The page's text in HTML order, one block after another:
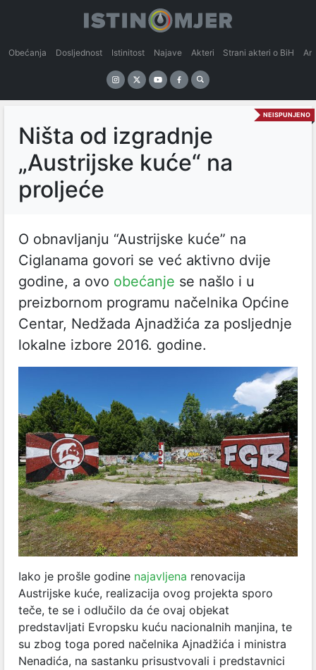
Obećanja Dosljednost Istinitost Najave Akteri Strani akteri o BiH
NEISPUNJENO
Ništa od izgradnje
„Austrijske kuće“ na
proljeće
O obnavljanju “Austrijske kuće” na
Ciglanama govori se već aktivno dvije
godine, a ovo obećanje se našlo i u
preizbornom programu načelnika Općine
Centar, Nedžada Ajnadžića za posljednje
lokalne izbore 2016. godine.
Iako je prošle godine najavljena renovacija
Austrijske kuće, realizacija ovog projekta sporo
teče, te se i odlučilo da će ovaj objekat
predstavljati Evropsku kuću nacionalnih manjina, te
su zbog toga pored načelnika Ajnadžića i ministra
Nenadića, na sastanku prisustvovali i predstavnici